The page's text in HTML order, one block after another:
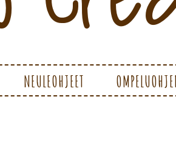
NEULEOHJEET